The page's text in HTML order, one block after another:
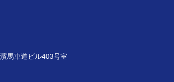
馬車道ビル403号室